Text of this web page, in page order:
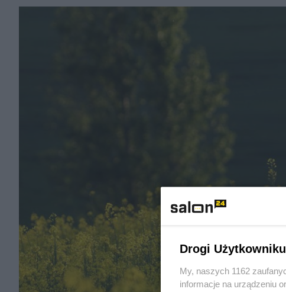
Drogi
My, naszych 1162
informacje na urządzeniu